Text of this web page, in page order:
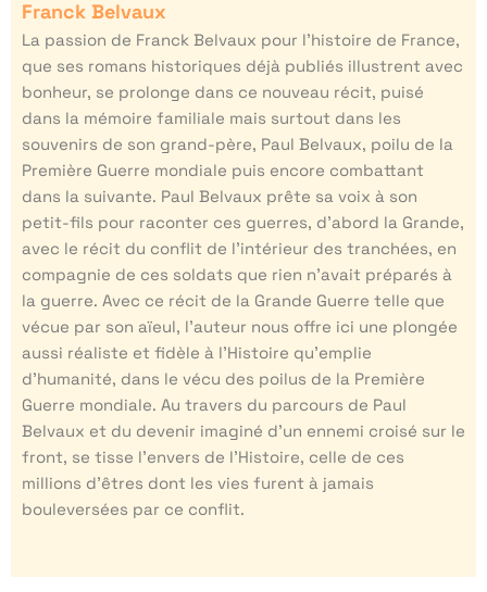
Franck Belvaux
La passion de Franck Belvaux pour l’histoire de France,
que ses romans historiques déjà publiés illustrent avec
bonheur, se prolonge dans ce nouveau récit, puisé
dans la mémoire familiale mais surtout dans les
souvenirs de son grand-père, Paul Belvaux, poilu de la
Première Guerre mondiale puis encore combattant
dans la suivante. Paul Belvaux prête sa voix à son
petit-fils pour raconter ces guerres, d’abord la Grande,
avec le récit du conflit de l’intérieur des tranchées, en
compagnie de ces soldats que rien n’avait préparés à
la guerre. Avec ce récit de la Grande Guerre telle que
vécue par son aïeul, l’auteur nous offre ici une plongée
aussi réaliste et fidèle à l’Histoire qu’emplie
d’humanité, dans le vécu des poilus de la Première
Guerre mondiale. Au travers du parcours de Paul
Belvaux et du devenir imaginé d’un ennemi croisé sur le
front, se tisse l’envers de l’Histoire, celle de ces
millions d’êtres dont les vies furent à jamais
bouleversées par ce conflit.